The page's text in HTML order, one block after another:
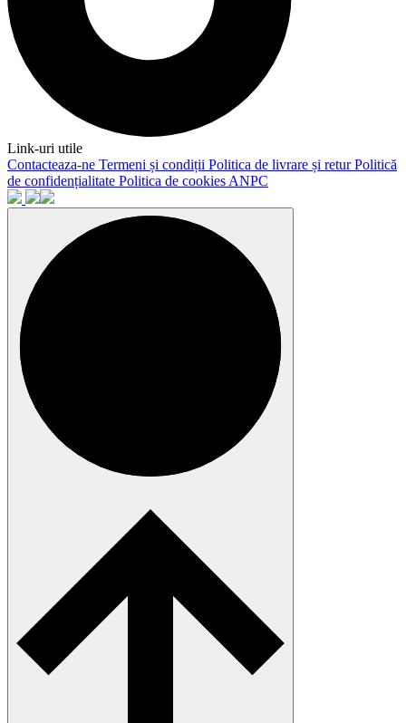
Link-uri utile
Contacteaza-ne Termeni și condiții Politica de livrare și returPolitică
de confidențialitate Politica de cookies ANPC